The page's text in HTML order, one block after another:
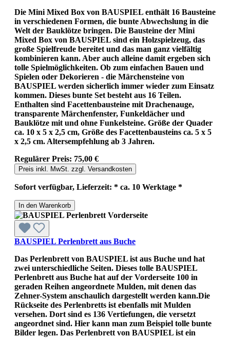
Die Mini Mixed Box von BAUSPIEL enthält 16 Bausteine
in verschiedenen Formen, die bunte Abwechslung in die
Welt der Bauklötze bringen. Die Bausteine der Mini
Mixed Box von BAUSPIEL sind ein Holzspielzeug, das
große Spielfreude bereitet und das man ganz vielfältig
kombinieren kann. Aber auch alleine damit ergeben sich
tolle Spielmöglichkeiten. Ob zum einfachen Bauen und
Spielen oder Dekorieren - die Märchensteine von
BAUSPIEL werden sicherlich immer wieder zum Einsatz
kommen. Dieses bunte Set besteht aus 16 Teilen.
Enthalten sind Facettenbausteine mit Drachenauge,
transparente Märchenfenster, Funkeldächer und
Bauklötze mit und ohne Funkelsteine. Größe der Quader
ca. 10 x 5 x 2,5 cm, Größe des Facettenbausteins ca. 5 x 5
x 2,5 cm. Altersempfehlung ab 3 Jahren.
Regulärer Preis: 75,00 €
Preis inkl. MwSt. zzgl. Versandkosten
Sofort verfügbar, Lieferzeit: * ca. 10 Werktage *
In den Warenkorb
BAUSPIEL Perlenbrett aus Buche
Das Perlenbrett von BAUSPIEL ist aus Buche und hat
zwei unterschiedliche Seiten. Dieses tolle BAUSPIEL
Perlenbrett aus Buche hat auf der Vorderseite 100 in
geraden Reihen angeordnete Mulden, mit denen das
Zehner-System anschaulich dargestellt werden kann.Die
Rückseite des Perlenbretts ist ebenfalls mit Mulden
versehen. Dort sind es 136 Vertiefungen, die versetzt
angeordnet sind. Hier kann man zum Beispiel tolle bunte
Bilder legen. Das Perlenbrett von BAUSPIEL ist ein